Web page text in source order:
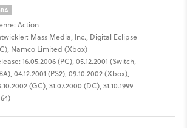
Action
Mass Media, Inc., Digital Eclipse
Namco Limited (Xbox)
16.05.2006 (PC), 05.12.2001 (Switch,
04.12.2001 (PS2), 09.10.2002 (Xbox),
(GC), 31.07.2000 (DC), 31.10.1999